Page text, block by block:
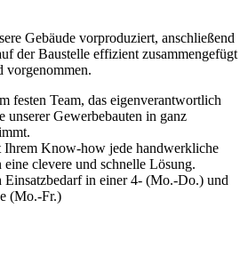
Gebäude vorproduziert, anschließend
der Baustelle effizient zusammengefügt
vorgenommen.
festen Team, das eigenverantwortlich
unserer Gewerbebauten in ganz
Ihrem Know-how jede handwerkliche
clevere und schnelle Lösung.
Einsatzbedarf in einer 4- (Mo.-Do.) und
(Mo.-Fr.)